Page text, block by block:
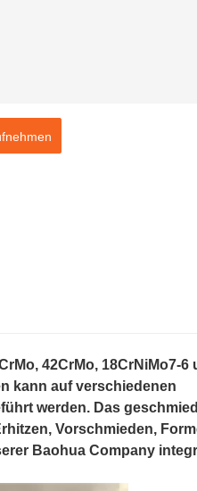
42CrMo, 18CrNiMo7-6
kann auf verschiedenen
werden. Das
Vorschmieden,
Baohua Company